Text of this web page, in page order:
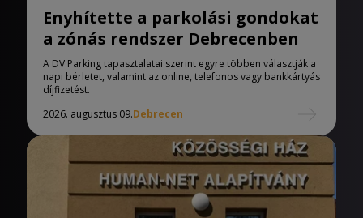
Enyhítette a parkolási gondokat
a zónás rendszer Debrecenben
A DV Parking tapasztalatai szerint egyre többen választják a
napi bérletet, valamint az online, telefonos vagy bankkártyás
díjfizetést.
2026. augusztus 09.Debrecen